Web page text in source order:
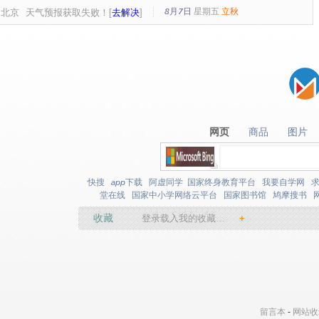
北京 天气预报获取失败！[去解决] 8月7日 星期五 立秋
网页
网页 商品
商品 图片
图片
快搜 app下载 阿虚同学 国家终身教育平台 我要自学网
堂在线
国家中小学网络云平台 国家图书馆 鸠摩搜书
收藏 登录载入我的收藏… +
留言本 - 网站